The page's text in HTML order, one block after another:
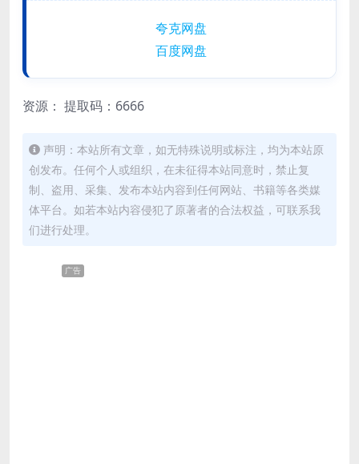
夸克网盘
百度网盘
资源： 提取码：6666
声明：本站所有文章，如无特殊说明或标注，均为本站原
创发布。任何个人或组织，在未征得本站同意时，禁止复
制、盗用、采集、发布本站内容到任何网站、书籍等各类媒
体平台。如若本站内容侵犯了原著者的合法权益，可联系我
们进行处理。
广告